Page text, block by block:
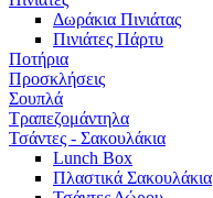
Δωράκια Πινιάτας
Πινιάτες Πάρτυ
Ποτήρια
Προσκλήσεις
Σουπλά
Τραπεζομάντηλα
Τσάντες - Σακουλάκια
Lunch Box
Πλαστικά Σακουλάκια